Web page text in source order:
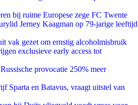
bij ruime Europese zege FC Twente
Jerney Kaagman op 79-jarige leeftijd
vak gezet om ernstig alcoholmisbruik
exclusieve early access tot
provocatie 250% meer
Sparta en Batavus, vraagt uitstel van